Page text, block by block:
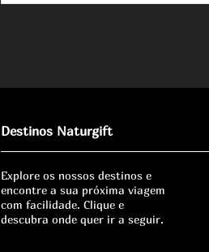
Destinos Naturgift
Explore os nossos destinos e
encontre a sua próxima viagem
com facilidade. Clique e
descubra onde quer ir a seguir.